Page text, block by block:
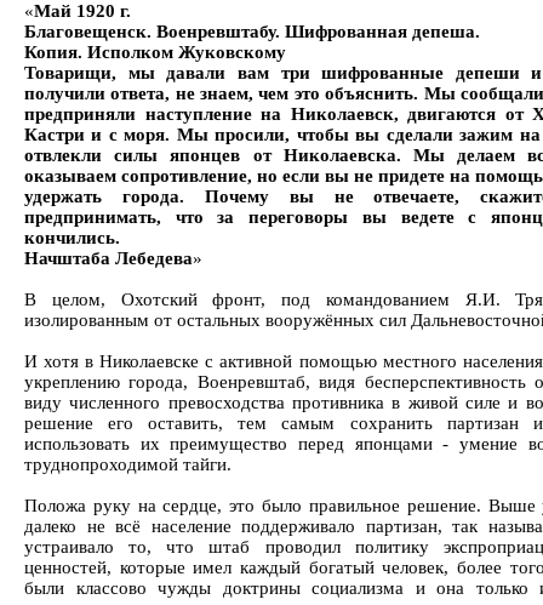
«Май 1920 г.
Благовещенск. Военревштабу. Шифрованная депеша.
Копия. Исполком Жуковскому
Товарищи, мы давали вам три шифрованные депеши
получили ответа, не знаем, чем это объяснить. Мы
предприняли наступление на Николаевск, двигаются от
Кастри и с моря. Мы просили, чтобы вы сделали зажим на
отвлекли силы японцев от Николаевска. Мы делаем
оказываем сопротивление, но если вы не придете на
удержать города. Почему вы не отвечаете,
предпринимать, что за переговоры вы ведете с
кончились.
Начштаба Лебедева»
В целом, Охотский фронт, под командованием Я.И.
изолированным от остальных вооружённых сил
И хотя в Николаевске с активной помощью местного
укреплению города, Военревштаб, видя бесперспективность
виду численного превосходства противника в живой силе и
решение его оставить, тем самым сохранить
использовать их преимущество перед японцами - умение
труднопроходимой тайги.
Положа руку на сердце, это было правильное решение. Выше
далеко не всё население поддерживало партизан, так
устраивало то, что штаб проводил политику
ценностей, которые имел каждый богатый человек, более
были классово чужды доктрины социализма и она только